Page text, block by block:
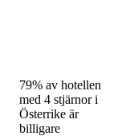
79% av hotellen
med 4 stjärnor i
Österrike är
billigare